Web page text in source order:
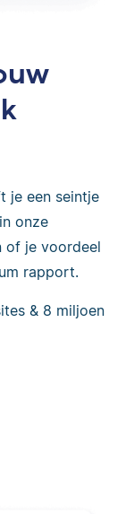
je een seintje
onze
of je voordeel
rapport.
& 8 miljoen